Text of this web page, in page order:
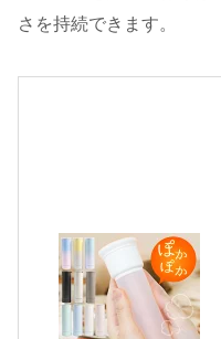
さを持続できます。